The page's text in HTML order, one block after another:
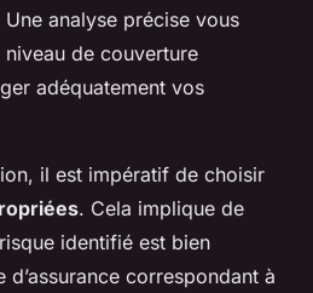
Une analyse précise vous
de couverture
adéquatement vos
il est impératif de choisir
. Cela implique de
identifié est bien
correspondant à